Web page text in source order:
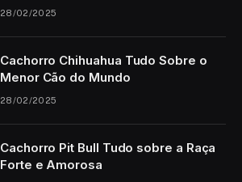
28/02/2025
Cachorro Chihuahua Tudo Sobre o
Menor Cão do Mundo
28/02/2025
Cachorro Pit Bull Tudo sobre a Raça
Forte e Amorosa